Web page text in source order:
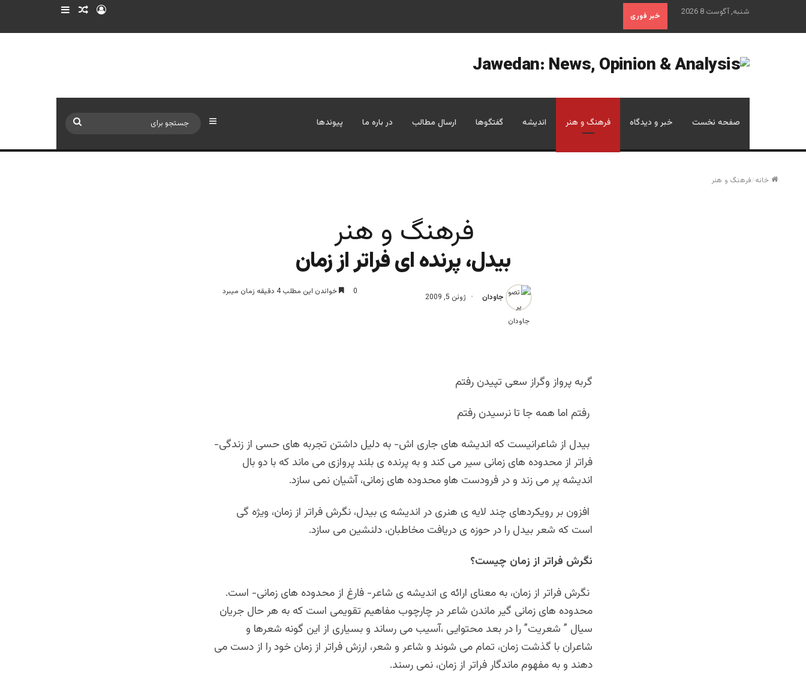
شنبه, آگوست 8 2026 خبر فوری ورود نوشته تصادفی
صفحه نخست خبر و دیدگاه فرهنگ و هنر اندیشه گفتگوها ارسال مطالب در باره ما پیوندها سایدبار
خانه/فرهنگ و هنر
فرهنگ و هنر
بیدل، پرنده ای فراتر از زمان
جاودان ژوئن 5, 2009
0 خواندن این مطلب 4 دقیقه زمان میبرد
گربه پرواز وگراز سعی تپیدن رفتم
رفتم اما همه جا تا نرسیدن رفتم
بیدل از شاعرانیست که اندیشه های جاری اش- به دلیل داشتن تجربه های حسی از زندگی-
فراتر از محدوده های زمانی سیر می کند و به پرنده ی بلند پروازی می ماند که با دو بال
اندیشه پر می زند و در فرودست هاو محدوده های زمانی، آشیان نمی سازد.
افزون بر رویکردهای چند لایه ی هنری در اندیشه ی بیدل، نگرش فراتر از زمان، ویژه گی
است که شعر بیدل را در حوزه ی دریافت مخاطبان، دلنشین می سازد.
نگرش فراتر از زمان چیست؟
نگرش فراتر از زمان، به معنای ارائه ی اندیشه ی شاعر- فارغ از محدوده های زمانی- است.
محدوده های زمانی گیر ماندن شاعر در چارچوب مفاهیم تقویمی است که به هر حال جریان
سیال ” شعریت” را در بعد محتوایی ،آسیب می رساند و بسیاری از این گونه شعرها و
شاعران با گذشت زمان، تمام می شوند و شاعر و شعر، ارزش فراتر از زمان خود را از دست می
دهند و به مفهوم ماندگار فراتر از زمان، نمی رسند.